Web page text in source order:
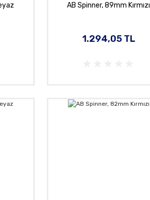
AB Spinner, 89mm Kırmızı
1.294,05 TL